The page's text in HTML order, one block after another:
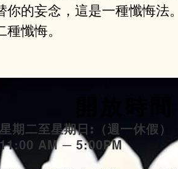
你的妄念，這是⼀種懺悔法
懺悔。
星期二至星期日:（週一休假）
11:00 AM ─ 5:00PM